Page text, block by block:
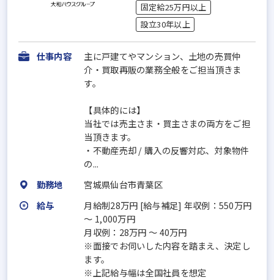
固定給25万円以上
設立30年以上
仕事内容
主に戸建てやマンション、土地の売買仲
介・買取再販の業務全般をご担当頂きま
す。
【具体的には】
当社では売主さま・買主さまの両方をご担
当頂きます。
・不動産売却 / 購入の反響対応、対象物件
の...
勤務地
宮城県仙台市青葉区
給与
月給制28万円 [給与補足] 年収例：550万円
～ 1,000万円
月収例：28万円 ～ 40万円
※面接でお伺いした内容を踏まえ、決定し
ます。
※上記給与幅は全国社員を想定